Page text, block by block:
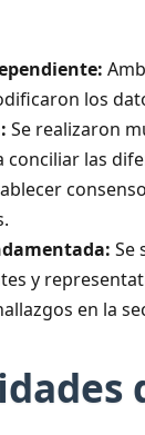
los
Se realizaron
conciliar las
Se
y
en la